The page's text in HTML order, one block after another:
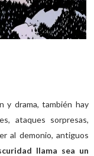
y drama, también hay
ataques sorpresas,
al demonio, antiguos
llama sea un